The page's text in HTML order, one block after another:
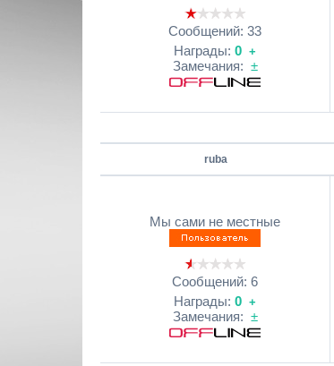
Сообщений: 33
Награды: 0 +
Замечания: ±
ruba
Мы сами не местные
Сообщений: 6
Награды: 0 +
Замечания: ±